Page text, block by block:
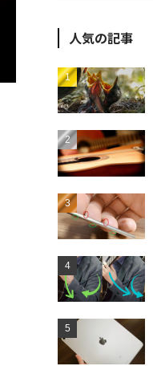
人気の記事